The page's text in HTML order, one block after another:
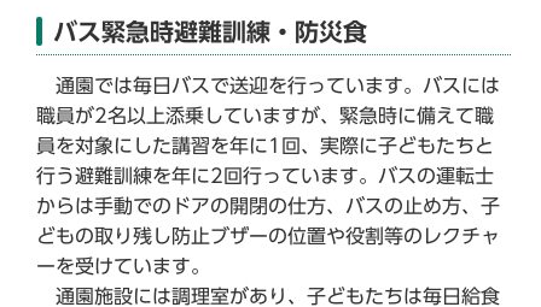
バス緊急時避難訓練・防災食
通園では毎日バスで送迎を行っています。バスには
職員が2名以上添乗していますが、緊急時に備えて職
員を対象にした講習を年に1回、実際に子どもたちと
行う避難訓練を年に2回行っています。バスの運転士
からは手動でのドアの開閉の仕方、バスの止め方、子
どもの取り残し防止ブザーの位置や役割等のレクチャ
ーを受けています。
通園施設には調理室があり、子どもたちは毎日給食